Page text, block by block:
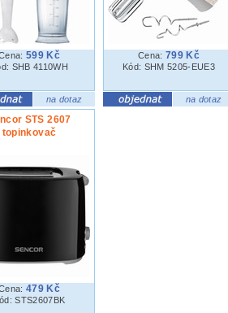
599 Kč
SHB 4110WH
na dotaz
Cena: 799 Kč
Kód: SHM 5205-EUE3
na dotaz
STS 2607
topinkovač
479 Kč
STS2607BK